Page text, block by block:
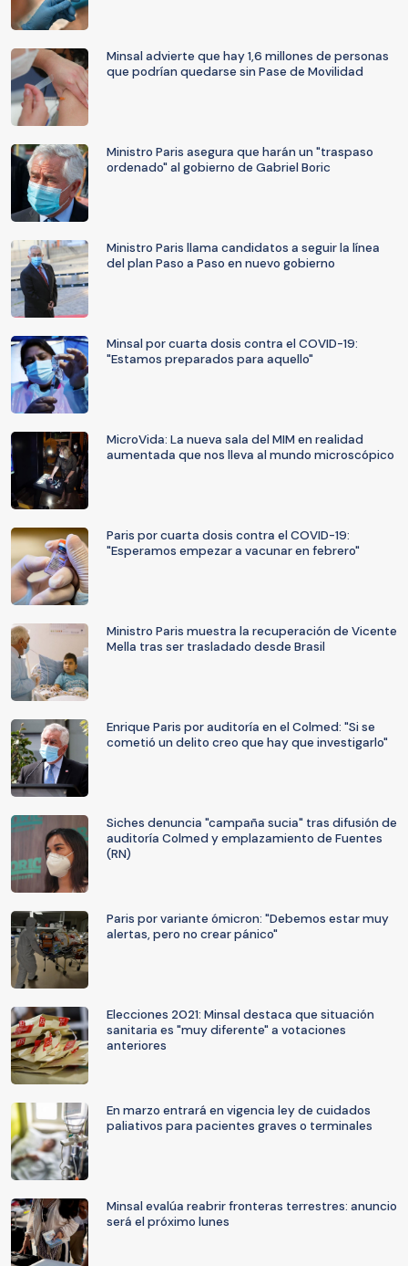
Minsal advierte que hay 1,6 millones de personas
que podrían quedarse sin Pase de Movilidad
Ministro Paris asegura que harán un "traspaso
ordenado" al gobierno de Gabriel Boric
Ministro Paris llama candidatos a seguir la línea
del plan Paso a Paso en nuevo gobierno
Minsal por cuarta dosis contra el COVID-19:
"Estamos preparados para aquello"
MicroVida: La nueva sala del MIM en realidad
aumentada que nos lleva al mundo microscópico
Paris por cuarta dosis contra el COVID-19:
"Esperamos empezar a vacunar en febrero"
Ministro Paris muestra la recuperación de Vicente
Mella tras ser trasladado desde Brasil
Enrique Paris por auditoría en el Colmed: "Si se
cometió un delito creo que hay que investigarlo"
Siches denuncia "campaña sucia" tras difusión de
auditoría Colmed y emplazamiento de Fuentes
(RN)
Paris por variante ómicron: "Debemos estar muy
alertas, pero no crear pánico"
Elecciones 2021: Minsal destaca que situación
sanitaria es "muy diferente" a votaciones
anteriores
En marzo entrará en vigencia ley de cuidados
paliativos para pacientes graves o terminales
Minsal evalúa reabrir fronteras terrestres: anuncio
será el próximo lunes